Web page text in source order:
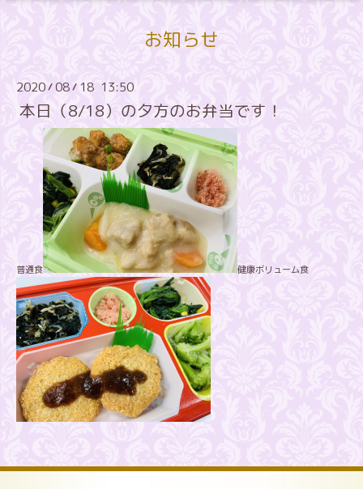
お知らせ
2020/08/ 18 13:50
本日（8/18）の夕方のお弁当です！
普通食 健康ボリューム食